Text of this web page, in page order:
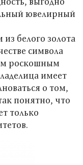
ювелирный
белого золота
символа
роскошным
имеет
о том,
понятно, что
только